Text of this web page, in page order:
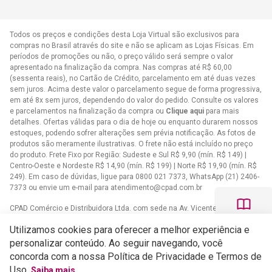
Todos os preços e condições desta Loja Virtual são exclusivos para
compras no Brasil através do site e não se aplicam as Lojas Físicas. Em
períodos de promoções ou não, o preço válido será sempre o valor
apresentado na finalização da compra. Nas compras até R$ 60,00
(sessenta reais), no Cartão de Crédito, parcelamento em até duas vezes
sem juros. Acima deste valor o parcelamento segue de forma progressiva,
em até 8x sem juros, dependendo do valor do pedido. Consulte os valores
e parcelamentos na finalização da compra ou Clique aqui para mais
detalhes. Ofertas válidas para o dia de hoje ou enquanto durarem nossos
estoques, podendo sofrer alterações sem prévia notificação. As fotos de
produtos são meramente ilustrativas. O frete não está incluído no preço
do produto. Frete Fixo por Região: Sudeste e Sul R$ 9,90 (mín. R$ 149) |
Centro-Oeste e Nordeste R$ 14,90 (mín. R$ 199) | Norte R$ 19,90 (mín. R$
249). Em caso de dúvidas, ligue para 0800 021 7373, WhatsApp (21) 2406-
7373 ou envie um e-mail para atendimento@cpad.com.br
CPAD Comércio e Distribuidora Ltda. com sede na Av. Vicente de Carvalho,
Casa Publicadora das Assembleias de Deus com sede na Av. Brasil,
34.401 - Bangu - CEP 21852-002 - Rio de Janeiro - RJCNPJ
33.608.332/0001-02
Utilizamos cookies para oferecer a melhor experiência e
personalizar conteúdo. Ao seguir navegando, você
concorda com a nossa Política de Privacidade e Termos de